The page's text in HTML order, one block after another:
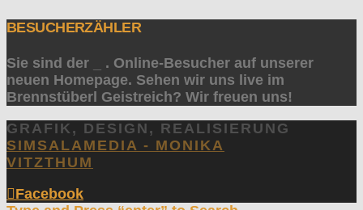
BESUCHERZÄHLER
Sie sind der
. Online-Besucher auf unserer
neuen Homepage. Sehen wir uns live im
Brennstüberl Geistreich? Wir freuen uns!
GRAFIK, DESIGN, REALISIERUNG
SIMSALAMEDIA - MONIKA
VITZTHUM
Facebook